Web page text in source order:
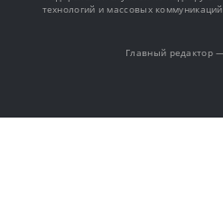
технологий и массовых
Главный редактор